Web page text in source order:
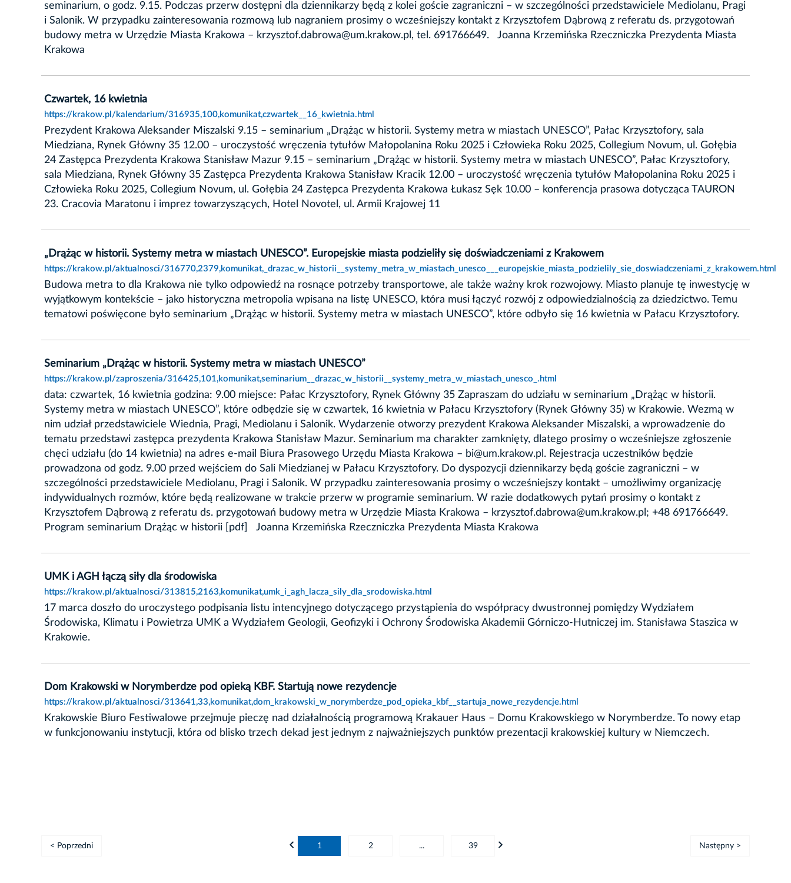
seminarium, o godz. 9.15. Podczas przerw dostępni dla dziennikarzy będą z kolei goście zagraniczni – w szczególności przedstawiciele Mediolanu, Pragi
i Salonik. W przypadku zainteresowania rozmową lub nagraniem prosimy o wcześniejszy kontakt z Krzysztofem Dąbrową z referatu ds. przygotowań
budowy metra w Urzędzie Miasta Krakowa – krzysztof.dabrowa@um.krakow.pl, tel. 691766649. Joanna Krzemińska Rzeczniczka Prezydenta Miasta
Krakowa
Czwartek, 16 kwietnia
https://krakow.pl/kalendarium/316935,100,komunikat,czwartek__16_kwietnia.html
Prezydent Krakowa Aleksander Miszalski 9.15 – seminarium „Drążąc w historii. Systemy metra w miastach UNESCO”, Pałac Krzysztofory, sala
Miedziana, Rynek Główny 35 12.00 – uroczystość wręczenia tytułów Małopolanina Roku 2025 i Człowieka Roku 2025, Collegium Novum, ul. Gołębia
24 Zastępca Prezydenta Krakowa Stanisław Mazur 9.15 – seminarium „Drążąc w historii. Systemy metra w miastach UNESCO”, Pałac Krzysztofory,
sala Miedziana, Rynek Główny 35 Zastępca Prezydenta Krakowa Stanisław Kracik 12.00 – uroczystość wręczenia tytułów Małopolanina Roku 2025 i
Człowieka Roku 2025, Collegium Novum, ul. Gołębia 24 Zastępca Prezydenta Krakowa Łukasz Sęk 10.00 – konferencja prasowa dotycząca TAURON
23. Cracovia Maratonu i imprez towarzyszących, Hotel Novotel, ul. Armii Krajowej 11
„Drążąc w historii. Systemy metra w miastach UNESCO”. Europejskie miasta podzieliły się doświadczeniami z Krakowem
https://krakow.pl/aktualnosci/316770,2379,komunikat,_drazac_w_historii__systemy_metra_w_miastach_unesco___europejskie_miasta_podzielily_sie_doswiadczeniami_z_krakowem.html
Budowa metra to dla Krakowa nie tylko odpowiedź na rosnące potrzeby transportowe, ale także ważny krok rozwojowy. Miasto planuje tę inwestycję w
wyjątkowym kontekście – jako historyczna metropolia wpisana na listę UNESCO, która musi łączyć rozwój z odpowiedzialnością za dziedzictwo. Temu
tematowi poświęcone było seminarium „Drążąc w historii. Systemy metra w miastach UNESCO”, które odbyło się 16 kwietnia w Pałacu Krzysztofory.
Seminarium „Drążąc w historii. Systemy metra w miastach UNESCO”
https://krakow.pl/zaproszenia/316425,101,komunikat,seminarium__drazac_w_historii__systemy_metra_w_miastach_unesco_.html
data: czwartek, 16 kwietnia godzina: 9.00 miejsce: Pałac Krzysztofory, Rynek Główny 35 Zapraszam do udziału w seminarium „Drążąc w historii.
Systemy metra w miastach UNESCO”, które odbędzie się w czwartek, 16 kwietnia w Pałacu Krzysztofory (Rynek Główny 35) w Krakowie. Wezmą w
nim udział przedstawiciele Wiednia, Pragi, Mediolanu i Salonik. Wydarzenie otworzy prezydent Krakowa Aleksander Miszalski, a wprowadzenie do
tematu przedstawi zastępca prezydenta Krakowa Stanisław Mazur. Seminarium ma charakter zamknięty, dlatego prosimy o wcześniejsze zgłoszenie
chęci udziału (do 14 kwietnia) na adres e-mail Biura Prasowego Urzędu Miasta Krakowa – bi@um.krakow.pl. Rejestracja uczestników będzie
prowadzona od godz. 9.00 przed wejściem do Sali Miedzianej w Pałacu Krzysztofory. Do dyspozycji dziennikarzy będą goście zagraniczni – w
szczególności przedstawiciele Mediolanu, Pragi i Salonik. W przypadku zainteresowania prosimy o wcześniejszy kontakt – umożliwimy organizację
indywidualnych rozmów, które będą realizowane w trakcie przerw w programie seminarium. W razie dodatkowych pytań prosimy o kontakt z
Krzysztofem Dąbrową z referatu ds. przygotowań budowy metra w Urzędzie Miasta Krakowa – krzysztof.dabrowa@um.krakow.pl; +48 691766649.
Program seminarium Drążąc w historii [pdf] Joanna Krzemińska Rzeczniczka Prezydenta Miasta Krakowa
UMK i AGH łączą siły dla środowiska
https://krakow.pl/aktualnosci/313815,2163,komunikat,umk_i_agh_lacza_sily_dla_srodowiska.html
17 marca doszło do uroczystego podpisania listu intencyjnego dotyczącego przystąpienia do współpracy dwustronnej pomiędzy Wydziałem
Środowiska, Klimatu i Powietrza UMK a Wydziałem Geologii, Geofizyki i Ochrony Środowiska Akademii Górniczo-Hutniczej im. Stanisława Staszica w
Krakowie.
Dom Krakowski w Norymberdze pod opieką KBF. Startują nowe rezydencje
https://krakow.pl/aktualnosci/313641,33,komunikat,dom_krakowski_w_norymberdze_pod_opieka_kbf__startuja_nowe_rezydencje.html
Krakowskie Biuro Festiwalowe przejmuje pieczę nad działalnością programową Krakauer Haus – Domu Krakowskiego w Norymberdze. To nowy etap
w funkcjonowaniu instytucji, która od blisko trzech dekad jest jednym z najważniejszych punktów prezentacji krakowskiej kultury w Niemczech.
< Poprzedni 1 2 ... 39 Następny >